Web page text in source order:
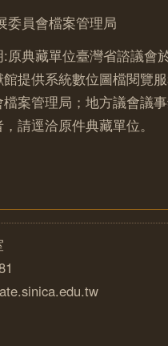
委員會檔案管理局
原典藏單位臺灣省諮議會
提供系統數位圖檔閱覽
案管理局；地方議會議
請逕洽原件典藏單位。